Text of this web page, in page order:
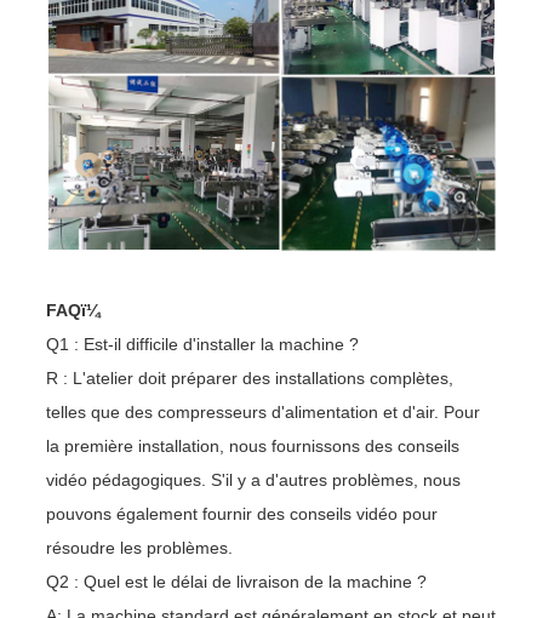
FAQï¼
Q1 : Est-il difficile d'installer la machine ?
R : L'atelier doit préparer des installations complètes,
telles que des compresseurs d'alimentation et d'air. Pour
la première installation, nous fournissons des conseils
vidéo pédagogiques. S'il y a d'autres problèmes, nous
pouvons également fournir des conseils vidéo pour
résoudre les problèmes.
Q2 : Quel est le délai de livraison de la machine ?